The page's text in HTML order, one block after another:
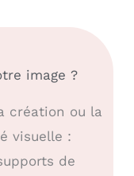
image ?
création ou la
visuelle :
de